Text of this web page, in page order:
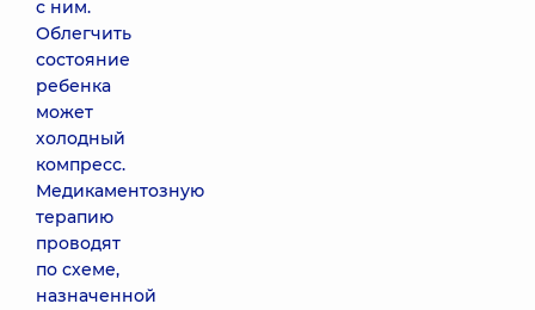
с ним.
Облегчить
состояние
ребенка
может
холодный
компресс.
Медикаментозную
терапию
проводят
по схеме,
назначенной